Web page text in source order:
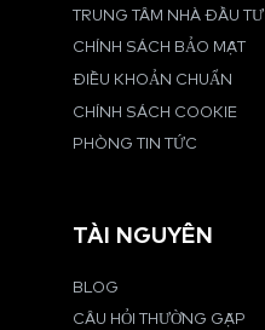
TRUNG TÂM NHÀ ĐẦU TƯ
CHÍNH SÁCH BẢO MẬT
ĐIỀU KHOẢN CHUẨN
CHÍNH SÁCH COOKIE
PHÒNG TIN TỨC
TÀI NGUYÊN
BLOG
CÂU HỎI THƯỜNG GẶP